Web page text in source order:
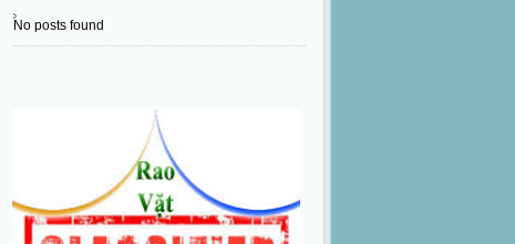
No posts found